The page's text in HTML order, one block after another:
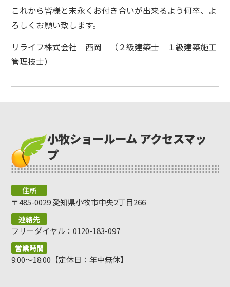
これから皆様と末永くお付き合いが出来るよう何卒、よ
ろしくお願い致します。
リライフ株式会社 西岡 （２級建築士 １級建築施工
管理技士）
小牧ショールーム アクセスマッ
プ
住所
〒485-0029 愛知県小牧市中央2丁目266
連絡先
フリーダイヤル：0120-183-097
営業時間
9:00～18:00【定休日：年中無休】